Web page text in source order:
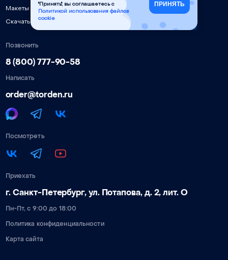
Макеты для лазерной резки
Скачать инструкции, ПО, драйверы
Позвонить
8 (800) 777-90-58
Написать
order@torden.ru
Посмотреть
Приехать
г. Санкт-Петербург, ул. Потапова, д. 2, лит. О
Пн-Пт, с 9:00 до 18:00
Политика конфиденциальности
Карта сайта
"Принять", вы соглашаетесь с
Политикой использования файлов
cookie
ПРИНЯТЬ